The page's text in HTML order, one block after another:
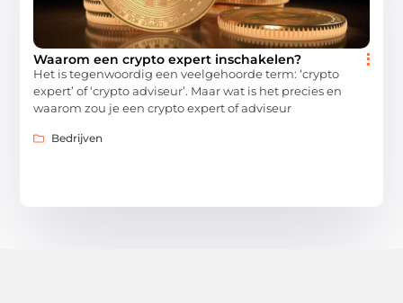
Waarom een crypto expert inschakelen?
Het is tegenwoordig een veelgehoorde term: ‘crypto
expert’ of ‘crypto adviseur’. Maar wat is het precies en
waarom zou je een crypto expert of adviseur
Bedrijven